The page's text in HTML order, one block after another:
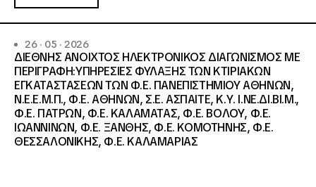
26 · 05 · 2026
ΔΙΕΘΝΗΣ ΑΝΟΙΧΤΟΣ ΗΛΕΚΤΡΟΝΙΚΟΣ ΔΙΑΓΩΝΙΣΜΟΣ ΜΕ
ΠΕΡΙΓΡΑΦΗ:ΥΠΗΡΕΣΙΕΣ ΦΥΛΑΞΗΣ ΤΩΝ ΚΤΙΡΙΑΚΩΝ
ΕΓΚΑΤΑΣΤΑΣΕΩΝ ΤΩΝ Φ.Ε. ΠΑΝΕΠΙΣΤΗΜΙΟΥ ΑΘΗΝΩΝ,
Ν.Ε.Ε.Μ.Π., Φ.Ε. ΑΘΗΝΩΝ, Σ.Ε. ΑΣΠΑΙΤΕ, Κ.Υ. Ι.ΝΕ.ΔΙ.ΒΙ.Μ.,
Φ.Ε. ΠΑΤΡΩΝ, Φ.Ε. ΚΑΛΑΜΑΤΑΣ, Φ.Ε. ΒΟΛΟΥ, Φ.Ε.
ΙΩΑΝΝΙΝΩΝ, Φ.Ε. ΞΑΝΘΗΣ, Φ.Ε. ΚΟΜΟΤΗΝΗΣ, Φ.Ε.
ΘΕΣΣΑΛΟΝΙΚΗΣ, Φ.Ε. ΚΑΛΑΜΑΡΙΑΣ